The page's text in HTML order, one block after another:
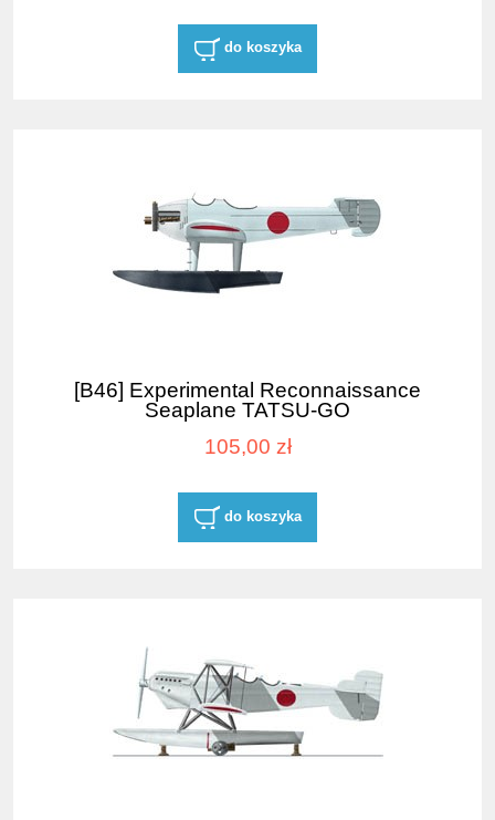
do koszyka
[B46] Experimental Reconnaissance
Seaplane TATSU-GO
105,00 zł
do koszyka